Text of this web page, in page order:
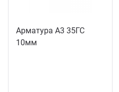
Арматура А3 35ГС
10мм